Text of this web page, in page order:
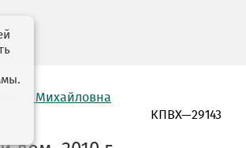
Михайловна
КПВХ—29143